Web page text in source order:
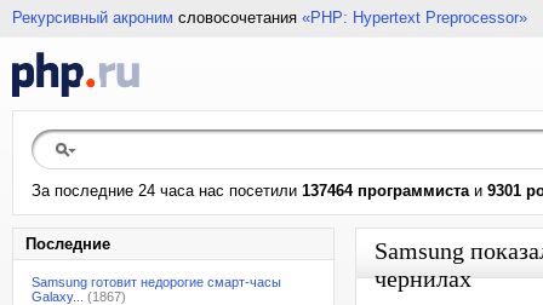
Рекурсивный акроним словосочетания «PHP: Hypertext Preprocessor»
За последние 24 часа нас посетили 137464 программистаи 9301
Последние
Samsung готовит недорогие смарт-часы
Galaxy...
(1867)
Samsung
чернилах